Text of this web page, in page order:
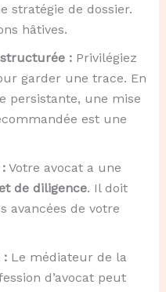
stratégie de dossier.
hâtives.
:Privilégiez
garder une trace. En
persistante, une mise
est une
Votre avocat a une
de diligence. Il doit
avancées de votre
:Le médiateur de la
d’avocat peut